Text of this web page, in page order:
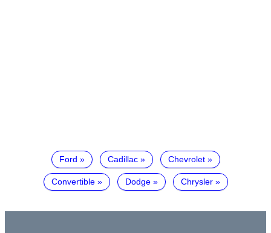
Ford Cadillac Chevrolet
Convertible Dodge Chrysler